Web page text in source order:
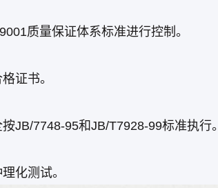
质量保证体系标准进行控制。
证书。
JB/7748-95和JB/T7928-99标准执行。
化测试。